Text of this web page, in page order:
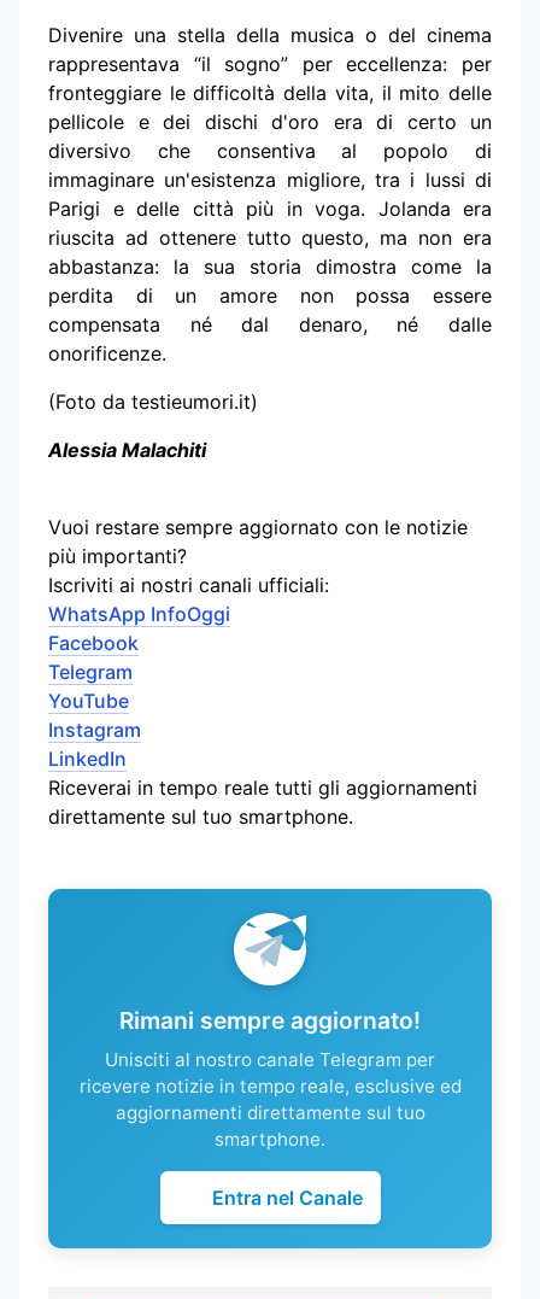
Divenire una stella della musica o del cinema
rappresentava “il sogno” per eccellenza: per
fronteggiare le difficoltà della vita, il mito delle
pellicole e dei dischi d'oro era di certo un
diversivo che consentiva al popolo di
immaginare un'esistenza migliore, tra i lussi di
Parigi e delle città più in voga. Jolanda era
riuscita ad ottenere tutto questo, ma non era
abbastanza: la sua storia dimostra come la
perdita di un amore non possa essere
compensata né dal denaro, né dalle
onorificenze.
(Foto da testieumori.it)
Alessia Malachiti
Vuoi restare sempre aggiornato con le notizie
più importanti?
Iscriviti ai nostri canali ufficiali:
WhatsApp InfoOggi
Facebook
Telegram
YouTube
Instagram
LinkedIn
Riceverai in tempo reale tutti gli aggiornamenti
direttamente sul tuo smartphone.
Rimani sempre aggiornato!
Unisciti al nostro canale Telegram per
ricevere notizie in tempo reale, esclusive ed
aggiornamenti direttamente sul tuo
smartphone.
Entra nel Canale